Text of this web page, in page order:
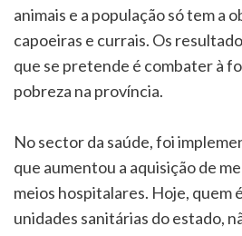
animais e a população só tem a
capoeiras e currais. Os
que se pretende é combater à
pobreza na província.
No sector da saúde, foi
que aumentou a aquisição de
meios hospitalares. Hoje, quem
unidades sanitárias do estado,